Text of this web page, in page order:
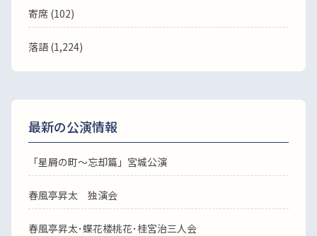
寄席 (102)
落語(1,224)
最新の公演情報
「星屑の町～忘却篇」宮城公演
春風亭昇太 独演会
春風亭昇太･蝶花楼桃花･桂宮治三人会